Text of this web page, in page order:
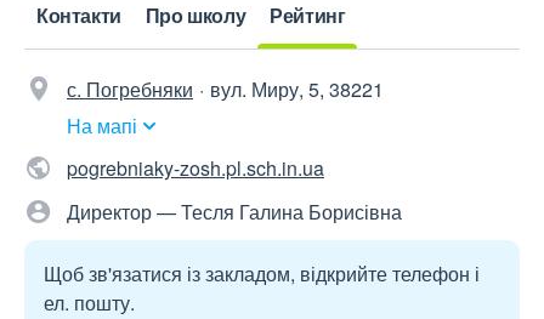
Контакти Про школу Рейтинг
с. Погребняки
вул. Миру, 5, 38221
На мапі
pogrebniaky-zosh.pl.sch.in.ua
Директор — Тесля Галина Борисівна
Щоб зв'язатися із закладом, відкрийте телефон і
ел. пошту.